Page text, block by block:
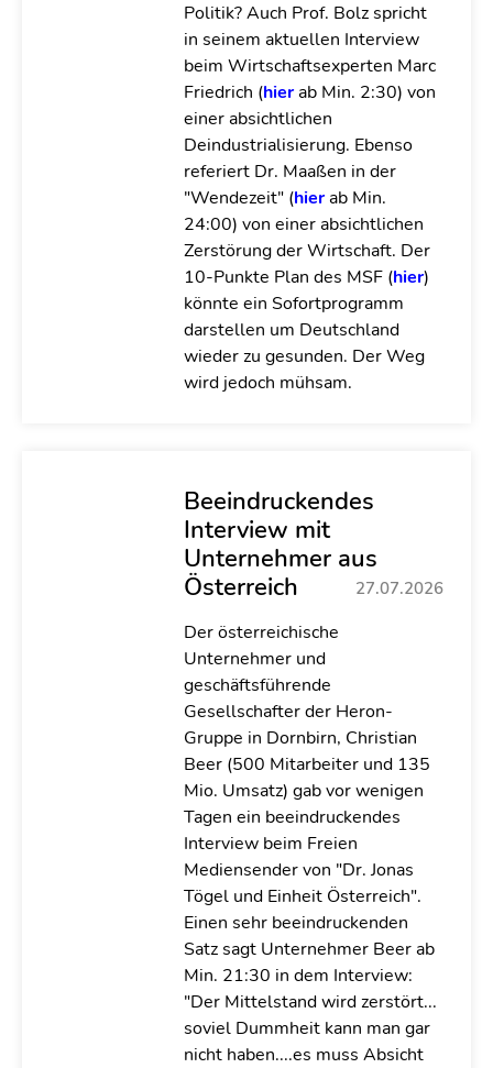
Politik? Auch Prof. Bolz spricht
in seinem aktuellen Interview
beim Wirtschaftsexperten Marc
Friedrich (hierab Min. 2:30) von
einer absichtlichen
Deindustrialisierung. Ebenso
referiert Dr. Maaßen in der
"Wendezeit" (hierab Min.
24:00) von einer absichtlichen
Zerstörung der Wirtschaft. Der
10-Punkte Plan des MSF (hier)
könnte ein Sofortprogramm
darstellen um Deutschland
wieder zu gesunden. Der Weg
wird jedoch mühsam.
Beeindruckendes
Interview mit
Unternehmer aus
Österreich
27.07.2026
Der österreichische
Unternehmer und
geschäftsführende
Gesellschafter der Heron-
Gruppe in Dornbirn, Christian
Beer (500 Mitarbeiter und 135
Mio. Umsatz) gab vor wenigen
Tagen ein beeindruckendes
Interview beim Freien
Mediensender von "Dr. Jonas
Tögel und Einheit Österreich".
Einen sehr beeindruckenden
Satz sagt Unternehmer Beer ab
Min. 21:30 in dem Interview:
"Der Mittelstand wird zerstört...
soviel Dummheit kann man gar
nicht haben....es muss Absicht